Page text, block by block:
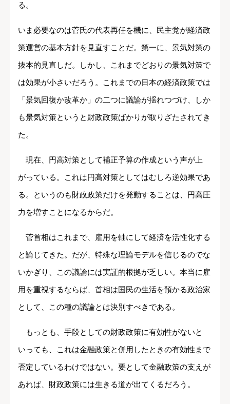
る。
いま必要なのは菅氏の代表再任を機に、民主党が経済政
策運営の基本方針を見直すことだ。第一に、景気対策の
抜本的見直しだ。しかし、これまでどおりの景気対策で
は効果が小さいだろう。これまでの日本の経済政策では
「景気回復か改革か」の二つに議論が揺れつづけ、しか
も景気対策というと財政政策ばかりが取りざたされてき
た。
現在、円高対策として補正予算の作成という声が上
がっている。これは円高対策としてはむしろ逆効果であ
る。というのも財政政策だけを発動することは、円高圧
力を増すことになるからだ。
菅首相はこれまで、雇用を軸にして経済を活性化する
と論じてきた。だが、特殊な理論モデルを信じるのでな
いかぎり、この議論には実証的根拠が乏しい。本当に雇
用を重視するならば、首相は国民の生活を預かる政治家
として、この種の議論とは決別すべきである。
もっとも、手段としての財政政策に有効性がないと
いっても、これは金融政策と併用したときの有効性まで
否定しているわけではない。要として金融政策の支えが
あれば、財政政策には生きる道が出てくるだろう。